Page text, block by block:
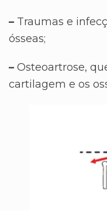
– Traumas e
ósseas;
– Osteoartrose,
cartilagem e os